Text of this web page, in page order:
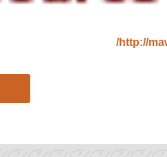
http://